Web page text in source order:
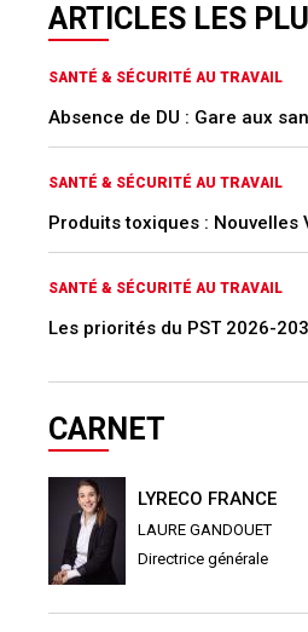
ARTICLES LES
SANTÉ & SÉCURITÉ AU TRAVAIL
Absence de DU : Gare aux
SANTÉ & SÉCURITÉ AU TRAVAIL
Produits toxiques : Nouvelles
SANTÉ & SÉCURITÉ AU TRAVAIL
Les priorités du PST 2026-
CARNET
LYRECO FRANCE
LAURE GANDOUET
Directrice générale